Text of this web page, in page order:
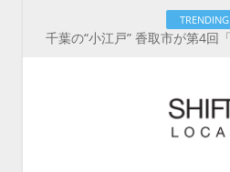
TRENDING